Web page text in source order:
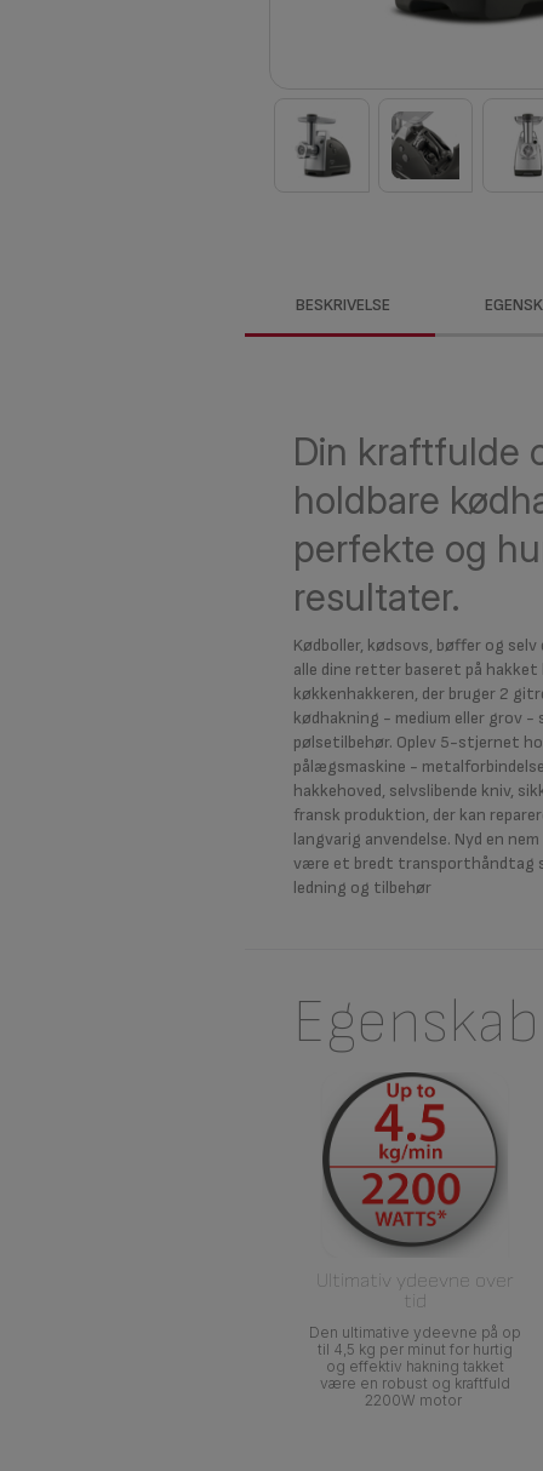
BESKRIVELSE
Din kraftfulde
holdbare
perfekte og
resultater.
Kødboller, kødsovs, bøffer og selv
alle dine retter baseret på hakket
køkkenhakkeren, der bruger 2
kødhakning - medium eller grov -
pølsetilbehør. Oplev 5-stjernet
pålægsmaskine -
hakkehoved, selvslibende kniv,
fransk produktion, der kan
langvarig anvendelse. Nyd en
være et bredt transporthåndtag
ledning og tilbehør
Ultimativ ydeevne over
tid
Den ultimative ydeevne på op
til 4,5 kg per minut for hurtig
og effektiv hakning takket
være en robust og kraftfuld
2200W motor